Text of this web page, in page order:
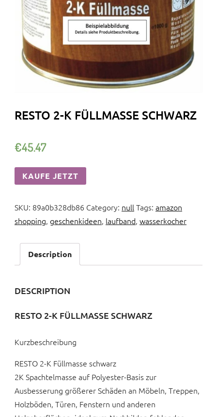
RESTO 2-K FÜLLMASSE SCHWARZ
€45.47
KAUFE JETZT
SKU: 89a0b328db86 Category: null Tags: amazon
shopping, geschenkideen, laufband, wasserkocher
Description
DESCRIPTION
RESTO 2-K FÜLLMASSE SCHWARZ
Kurzbeschreibung
RESTO 2-K Füllmasse schwarz
2K Spachtelmasse auf Polyester-Basis zur
Ausbesserung größerer Schäden an Möbeln, Treppen,
Holzböden, Türen, Fenstern und anderen